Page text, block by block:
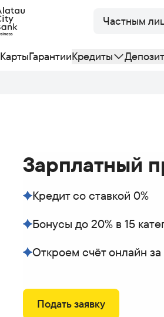
Частным
КартыГарантииКредиты
Зарплатный
Кредит со ставкой 0%
Бонусы до 20% в 15
Откроем счёт онлайн
Подать заявку